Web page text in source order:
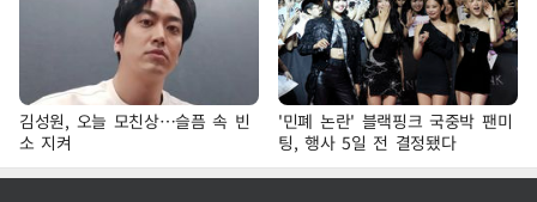
김성원, 오늘 모친상…슬픔 속 빈
소 지켜
'민폐 논란' 블랙핑크 국중박 팬미
팅, 행사 5일 전 결정됐다